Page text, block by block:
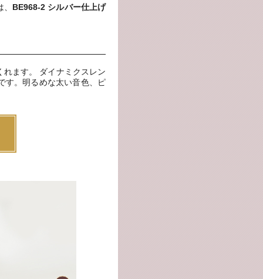
BE968-2 シルバー仕上げ
ます。 ダイナミクスレン
す。明るめな太い音色、ピ